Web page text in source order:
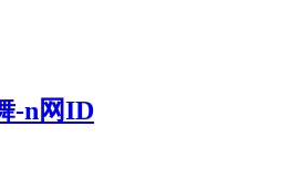
-n网ID